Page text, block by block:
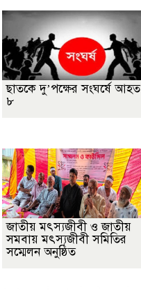
ছাতকে দু’পক্ষের সংঘর্ষে আহত
৮
জাতীয় মৎস্যজীবী ও জাতীয়
সমবায় মৎস্যজীবী সমিতির
সম্মেলন অনুষ্ঠিত